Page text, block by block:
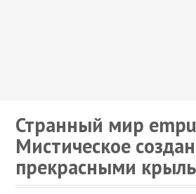
Странный мир
Мистическое
прекрасными